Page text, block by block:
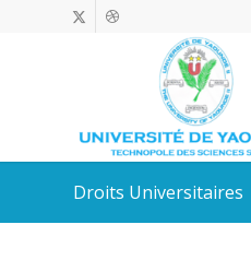
Droits Universitaires